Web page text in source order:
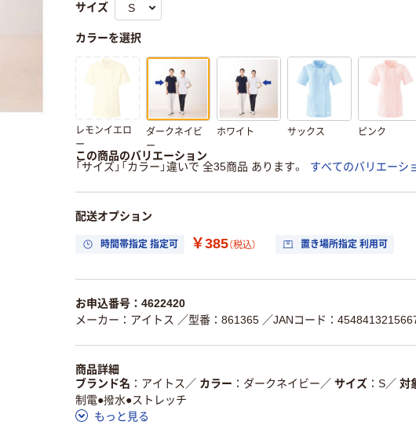
サイズ
カラーを選択
レモンイエロ
ー
ダークネイビ
ー
ホワイト サックス ピンク
この商品のバリエーション
「サイズ」「カラー」違いで 全35商品 あります。
すべてのバリエーシ
配送オプション
時間帯指定 指定可 ￥385（税込） 置き場所指定 利用可
お申込番号：4622420
メーカー：アイトス ／型番：861365 ／JANコード：
商品詳細
ブランド名
アイトス ／ カラー ダークネイビー ／ サイズ S／ 対
制電●撥水●ストレッチ
もっと見る